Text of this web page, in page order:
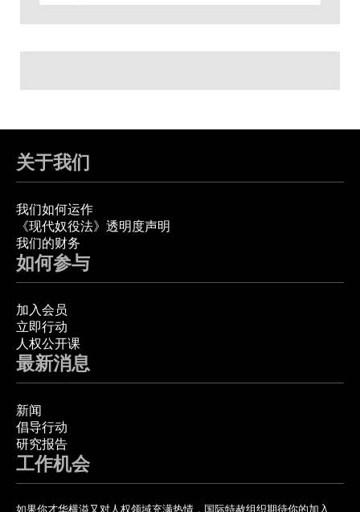
关于我们
我们如何运作
《现代奴役法》透明度声明
我们的财务
如何参与
加入会员
立即行动
人权公开课
最新消息
新闻
倡导行动
研究报告
工作机会
如果你才华横溢又对人权领域充满热情，国际特赦组织期待你的加入